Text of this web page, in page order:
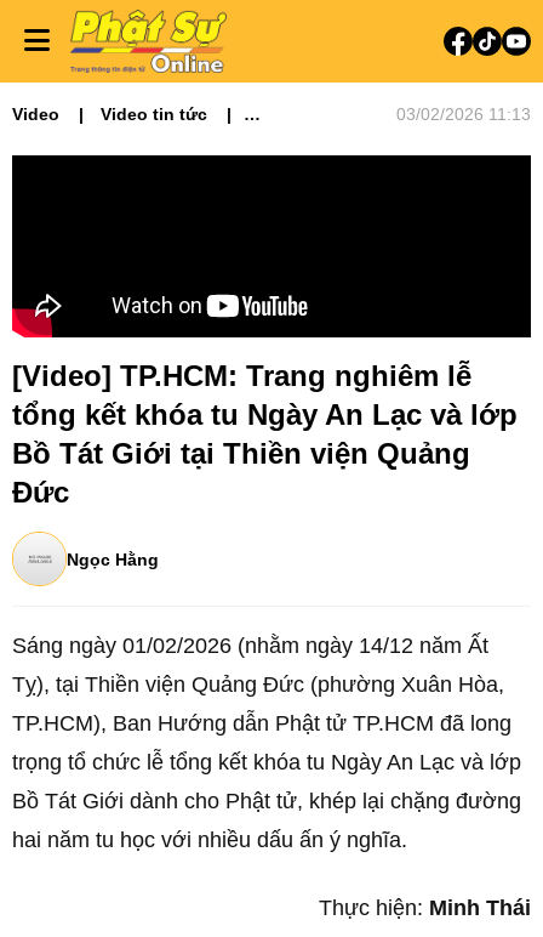
Video
Video tin tức
03/02/2026 11:13
[Video] TP.HCM: Trang nghiêm lễ
tổng kết khóa tu Ngày An Lạc và lớp
Bồ Tát Giới tại Thiền viện Quảng
Đức
Ngọc Hằng
Sáng ngày 01/02/2026 (nhằm ngày 14/12 năm Ất
Tỵ), tại Thiền viện Quảng Đức (phường Xuân Hòa,
TP.HCM), Ban Hướng dẫn Phật tử TP.HCM đã long
trọng tổ chức lễ tổng kết khóa tu Ngày An Lạc và lớp
Bồ Tát Giới dành cho Phật tử, khép lại chặng đường
hai năm tu học với nhiều dấu ấn ý nghĩa.
Thực hiện: Minh Thái